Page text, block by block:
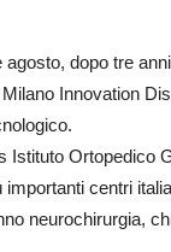
dopo tre
Innovation
Ortopedico
centri
neurochirurgia,